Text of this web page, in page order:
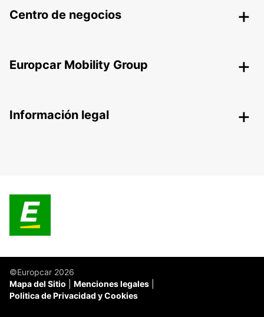
Centro de negocios
Europcar Mobility Group
Información legal
©Europcar 2026
Mapa del Sitio
Menciones legales
Politica de Privacidad y Cookies